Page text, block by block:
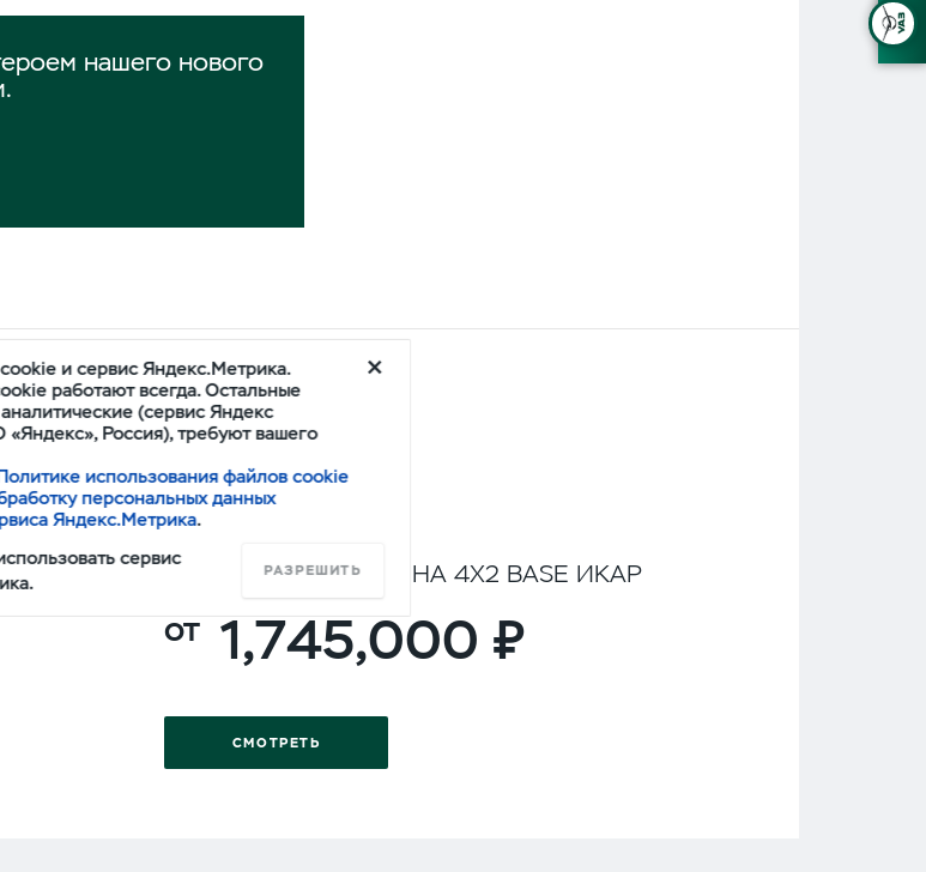
нашего нового
ПРОФИ
ОДНОРЯДНАЯ КАБИНА 4Х2 BASE ИКАР
1,745,000
СМОТРЕТЬ
и сервис Яндекс.Метрика.
работают всегда. Остальные
(сервис Яндекс
Россия), требуют вашего
использования файлов cookie
персональных данных
Яндекс.Метрика.
сервис
РАЗРЕШИТЬ